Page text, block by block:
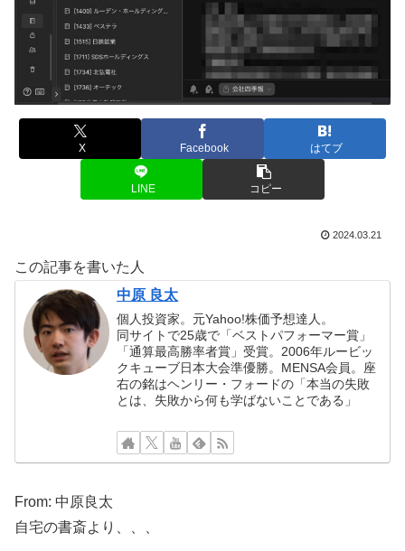
X Facebook はてブ
LINE コピー
2024.03.21
この記事を書いた人
中原 良太
個人投資家。元Yahoo!株価予想達人。
同サイトで25歳で「ベストパフォーマー賞」
「通算最高勝率者賞」受賞。2006年ルービッ
クキューブ日本大会準優勝。MENSA会員。座
右の銘はヘンリー・フォードの「本当の失敗
とは、失敗から何も学ばないことである」
From: 中原良太
自宅の書斎より、、、